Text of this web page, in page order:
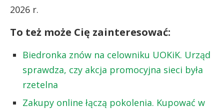
2026 r.
To też może Cię zainteresować:
Biedronka znów na celowniku UOKiK. Urząd
sprawdza, czy akcja promocyjna sieci była
rzetelna
Zakupy online łączą pokolenia. Kupować w